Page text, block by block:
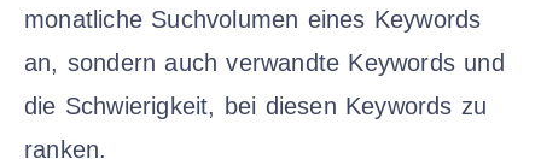
monatliche Suchvolumen eines Keywords
an, sondern auch verwandte Keywords und
die Schwierigkeit, bei diesen Keywords zu
ranken.